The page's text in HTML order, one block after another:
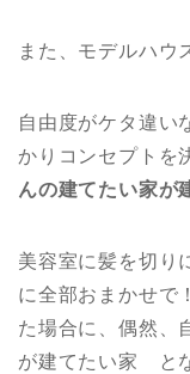
また、モデルハウ
自由度がケタ違い
かりコンセプトを
んの建てたい家が
美容室に髪を切り
に全部おまかせで
た場合に、偶然、
が建てたい家 と